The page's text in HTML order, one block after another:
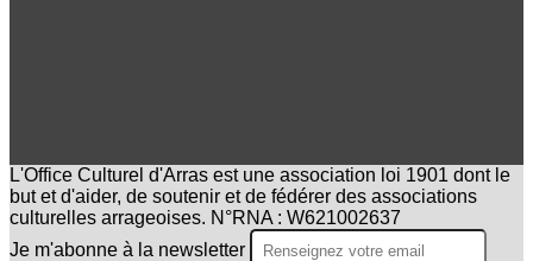
L'Office Culturel d'Arras est une association loi 1901 dont le
but et d'aider, de soutenir et de fédérer des associations
culturelles arrageoises. N°RNA : W621002637
Je m'abonne à la newsletter